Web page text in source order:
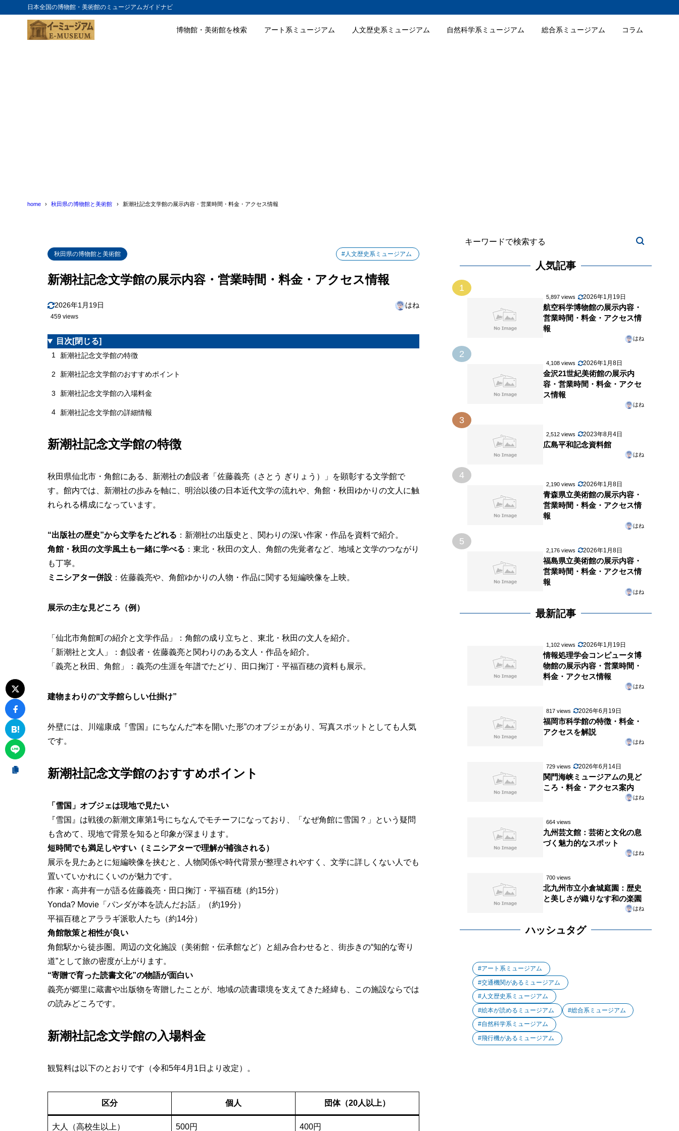
日本全国の博物館・美術館のミュージアムガイドナビ
博物館・美術館を検索 アート系ミュージアム 人文歴史系ミュージアム 自然科学系ミュージアム 総合系ミュージアム コラム
home 秋田県の博物館と美術館 新潮社記念文学館の展示内容・営業時間・料金・アクセス情報
秋田県の博物館と美術館 #人文歴史系ミュージアム
新潮社記念文学館の展示内容・営業時間・料金・アクセス情報
2026年1月19日 はね
459 views
目次 [閉じる]
1 新潮社記念文学館の特徴
2 新潮社記念文学館のおすすめポイント
3 新潮社記念文学館の入場料金
4 新潮社記念文学館の詳細情報
新潮社記念文学館の特徴
秋田県仙北市・角館にある、新潮社の創設者「佐藤義亮（さとう ぎりょう）」を顕彰する文学館で
す。館内では、新潮社の歩みを軸に、明治以後の日本近代文学の流れや、角館・秋田ゆかりの文人に触
れられる構成になっています。
“出版社の歴史”から文学をたどれる ：新潮社の出版史と、関わりの深い作家・作品を資料で紹介。
角館・秋田の文学風土も一緒に学べる ：東北・秋田の文人、角館の先覚者など、地域と文学のつながり
も丁寧。
ミニシアター併設：佐藤義亮や、角館ゆかりの人物・作品に関する短編映像を上映。
展示の主な見どころ（例）
「仙北市角館町の紹介と文学作品」：角館の成り立ちと、東北・秋田の文人を紹介。
「新潮社と文人」：創設者・佐藤義亮と関わりのある文人・作品を紹介。
「義亮と秋田、角館」：義亮の生涯を年譜でたどり、田口掬汀・平福百穂の資料も展示。
建物まわりの“文学館らしい仕掛け”
外壁には、川端康成『雪国』にちなんだ“本を開いた形”のオブジェがあり、写真スポットとしても人気
です。
新潮社記念文学館のおすすめポイント
「雪国」オブジェは現地で見たい
『雪国』は戦後の新潮文庫第1号にちなんでモチーフになっており、「なぜ角館に雪国？」という疑問
も含めて、現地で背景を知ると印象が深まります。
短時間でも満足しやすい（ミニシアターで理解が補強される）
展示を見たあとに短編映像を挟むと、人物関係や時代背景が整理されやすく、文学に詳しくない人でも
置いていかれにくいのが魅力です。
作家・高井有一が語る佐藤義亮・田口掬汀・平福百穂（約15分）
Yonda? Movie「パンダが本を読んだお話」（約19分）
平福百穂とアララギ派歌人たち（約14分）
角館散策と相性が良い
角館駅から徒歩圏。周辺の文化施設（美術館・伝承館など）と組み合わせると、街歩きの“知的な寄り
道”として旅の密度が上がります。
“寄贈で育った読書文化”の物語が面白い
義亮が郷里に蔵書や出版物を寄贈したことが、地域の読書環境を支えてきた経緯も、この施設ならでは
の読みどころです。
新潮社記念文学館の入場料金
観覧料は以下のとおりです（令和5年4月1日より改定）。
区分 個人 団体（20人以上）
大人（高校生以上） 500円 400円
人気記事
1
5,897 views 2026年1月19日
航空科学博物館の展示内容・
営業時間・料金・アクセス情
報
はね
2
4,108 views 2026年1月8日
金沢21世紀美術館の展示内
容・営業時間・料金・アクセ
ス情報
はね
3
2,512 views 2023年8月4日
広島平和記念資料館
はね
4
2,190 views 2026年1月8日
青森県立美術館の展示内容・
営業時間・料金・アクセス情
報
はね
5
2,176 views 2026年1月8日
福島県立美術館の展示内容・
営業時間・料金・アクセス情
報
はね
最新記事
1,102 views 2026年1月19日
情報処理学会コンピュータ博
物館の展示内容・営業時間・
料金・アクセス情報
はね
817 views 2026年6月19日
福岡市科学館の特徴・料金・
アクセスを解説
はね
729 views 2026年6月14日
関門海峡ミュージアムの見ど
ころ・料金・アクセス案内
はね
664 views
九州芸文館：芸術と文化の息
づく魅力的なスポット
はね
700 views
北九州市立小倉城庭園：歴史
と美しさが織りなす和の楽園
はね
ハッシュタグ
アート系ミュージアム
交通機関があるミュージアム
人文歴史系ミュージアム
絵本が読めるミュージアム
総合系ミュージアム
自然科学系ミュージアム
飛行機があるミュージアム
目次